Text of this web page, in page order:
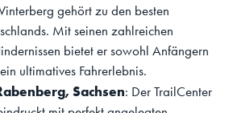
gehört zu den besten
Mit seinen zahlreichen
bietet er sowohl Anfängern
ultimatives Fahrerlebnis.
Sachsen: Der TrailCenter